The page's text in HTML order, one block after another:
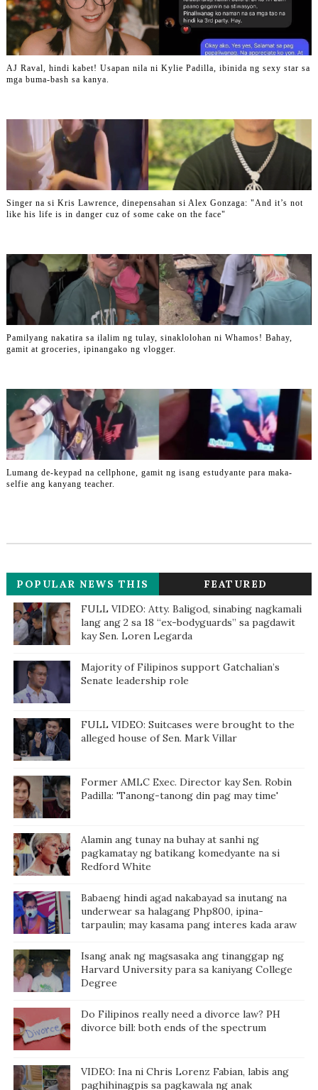
AJ Raval, hindi kabet! Usapan nila ni Kylie Padilla, ibinida ng sexy star sa
mga buma-bash sa kanya.
Singer na si Kris Lawrence, dinepensahan si Alex Gonzaga: "And it’s not
like his life is in danger cuz of some cake on the face"
Pamilyang nakatira sa ilalim ng tulay, sinaklolohan ni Whamos! Bahay,
gamit at groceries, ipinangako ng vlogger.
Lumang de-keypad na cellphone, gamit ng isang estudyante para maka-
selfie ang kanyang teacher.
POPULAR NEWS THIS
WEEK
FEATURED
FULL VIDEO: Atty. Baligod, sinabing nagkamali
lang ang 2 sa 18 “ex-bodyguards” sa pagdawit
kay Sen. Loren Legarda
Majority of Filipinos support Gatchalian’s
Senate leadership role
FULL VIDEO: Suitcases were brought to the
alleged house of Sen. Mark Villar
Former AMLC Exec. Director kay Sen. Robin
Padilla: 'Tanong-tanong din pag may time'
Alamin ang tunay na buhay at sanhi ng
pagkamatay ng batikang komedyante na si
Redford White
Babaeng hindi agad nakabayad sa inutang na
underwear sa halagang Php800, ipina-
tarpaulin; may kasama pang interes kada araw
Isang anak ng magsasaka ang tinanggap ng
Harvard University para sa kaniyang College
Degree
Do Filipinos really need a divorce law? PH
divorce bill: both ends of the spectrum
VIDEO: Ina ni Chris Lorenz Fabian, labis ang
paghihinagpis sa pagkawala ng anak